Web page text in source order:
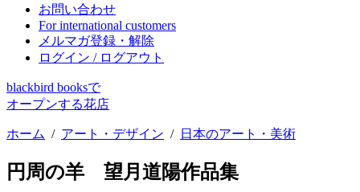
お問い合わせ
For international customers
メルマガ登録・解除
ログイン / ログアウト
blackbird booksで
オープンする花店
ホーム / アート・デザイン / 日本のアート・美術
円周の羊 望月道陽作品集